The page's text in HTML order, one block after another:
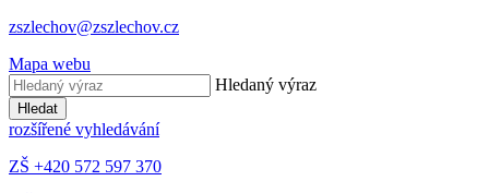
zszlechov@zszlechov.cz
Mapa webu
Hledaný výraz
Hledat
rozšířené vyhledávání
ZŠ +420 572 597 370